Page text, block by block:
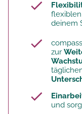
deinem
zur
und